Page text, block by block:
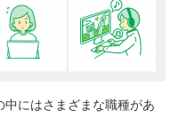
にはさまざまな職種があ